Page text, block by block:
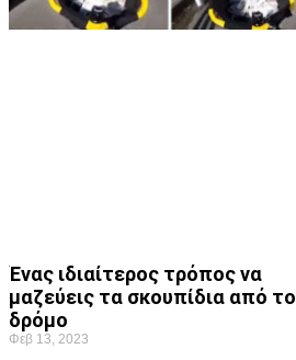
Ένας ιδιαίτερος τρόπος να
μαζεύεις τα σκουπίδια από το
δρόμο
Φεβ 13, 2023